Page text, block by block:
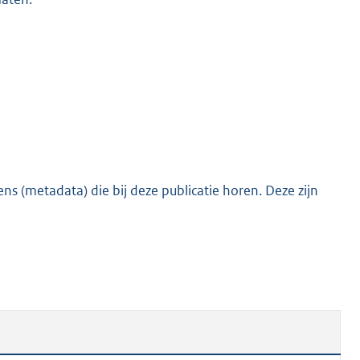
K
(metadata) die bij deze publicatie horen. Deze zijn